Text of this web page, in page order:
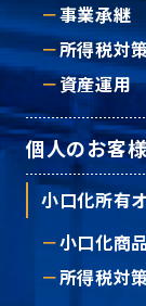
事業承継
所得税対
資産運用
個人のお客
小口化所有
小口化商
所得税対